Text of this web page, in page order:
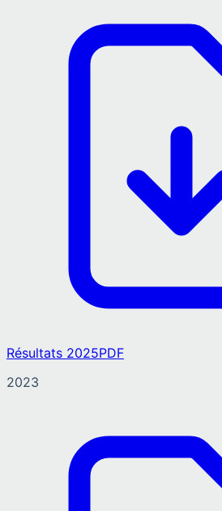
Résultats 2025PDF
2023